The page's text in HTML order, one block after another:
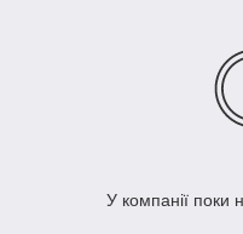
У компанії поки